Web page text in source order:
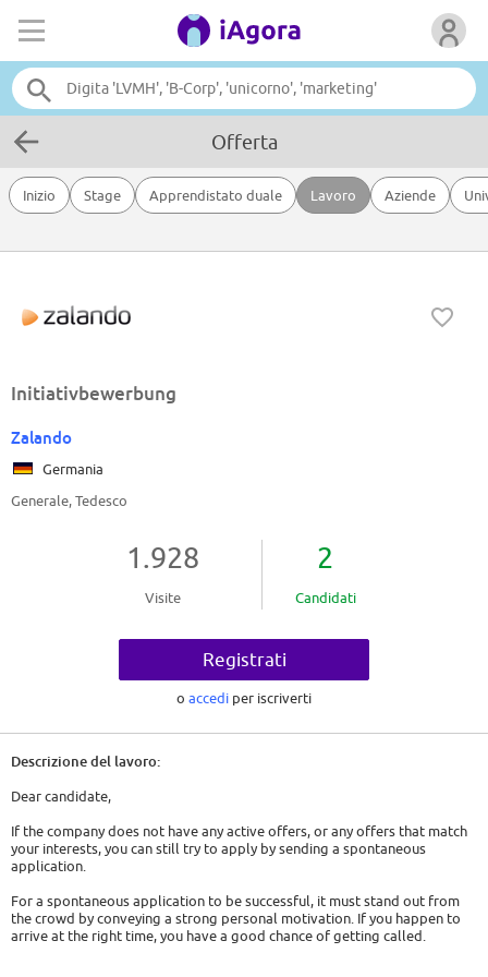
Offerta
Inizio Stage Apprendistato duale Lavoro Aziende
Initiativbewerbung
Zalando
Germania
Generale, Tedesco
1.928
Visite
2
Candidati
Registrati
o accedi per iscriverti
Descrizione del lavoro:
Dear candidate,
If the company does not have any active offers, or any offers that match
your interests, you can still try to apply by sending a spontaneous
application.
For a spontaneous application to be successful, it must stand out from
the crowd by conveying a strong personal motivation. If you happen to
arrive at the right time, you have a good chance of getting called.